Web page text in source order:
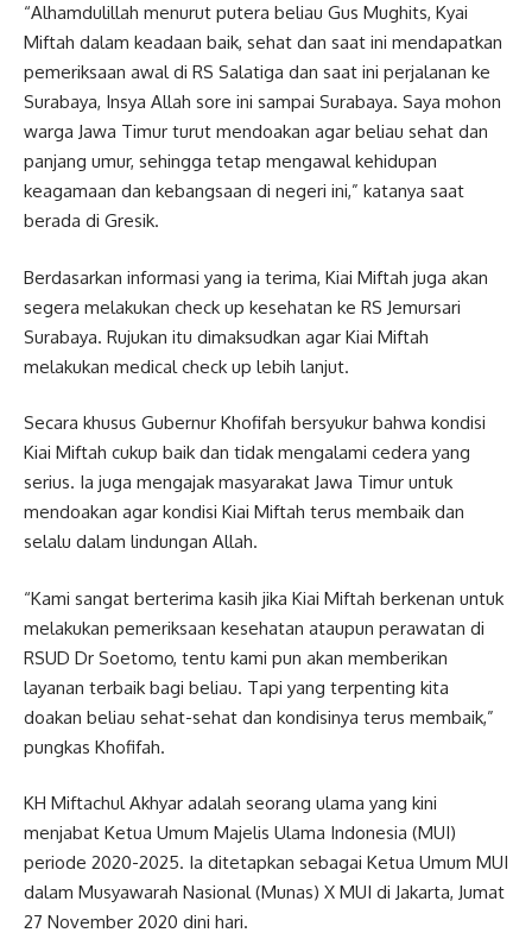
“Alhamdulillah menurut putera beliau Gus Mughits, Kyai
Miftah dalam keadaan baik, sehat dan saat ini mendapatkan
pemeriksaan awal di RS Salatiga dan saat ini perjalanan ke
Surabaya, Insya Allah sore ini sampai Surabaya. Saya mohon
warga Jawa Timur turut mendoakan agar beliau sehat dan
panjang umur, sehingga tetap mengawal kehidupan
keagamaan dan kebangsaan di negeri ini,” katanya saat
berada di Gresik.
Berdasarkan informasi yang ia terima, Kiai Miftah juga akan
segera melakukan check up kesehatan ke RS Jemursari
Surabaya. Rujukan itu dimaksudkan agar Kiai Miftah
melakukan medical check up lebih lanjut.
Secara khusus Gubernur Khofifah bersyukur bahwa kondisi
Kiai Miftah cukup baik dan tidak mengalami cedera yang
serius. Ia juga mengajak masyarakat Jawa Timur untuk
mendoakan agar kondisi Kiai Miftah terus membaik dan
selalu dalam lindungan Allah.
“Kami sangat berterima kasih jika Kiai Miftah berkenan untuk
melakukan pemeriksaan kesehatan ataupun perawatan di
RSUD Dr Soetomo, tentu kami pun akan memberikan
layanan terbaik bagi beliau. Tapi yang terpenting kita
doakan beliau sehat-sehat dan kondisinya terus membaik,”
pungkas Khofifah.
KH Miftachul Akhyar adalah seorang ulama yang kini
menjabat Ketua Umum Majelis Ulama Indonesia (MUI)
periode 2020-2025. Ia ditetapkan sebagai Ketua Umum MUI
dalam Musyawarah Nasional (Munas) X MUI di Jakarta, Jumat
27 November 2020 dini hari.